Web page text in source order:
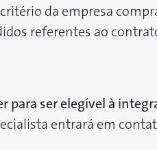
da empresa
referentes ao
ser elegível à
entrará em